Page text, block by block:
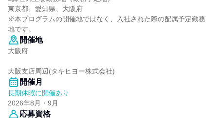
東京都、愛知県、大阪府
※本プログラムの開催地ではなく、入社された際の配属予定勤務
地です。
開催地
大阪府
大阪支店周辺(タキヒヨー株式会社)
開催月
長期休暇に開催あり
2026年8月・9月
応募資格